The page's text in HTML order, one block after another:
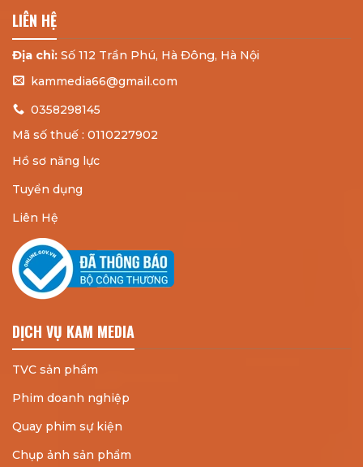
LIÊN HỆ
Địa chỉ: Số 112 Trần Phú, Hà Đông, Hà Nội
kammedia66@gmail.com
0358298145
Mã số thuế : 0110227902
Hồ sơ năng lực
Tuyển dụng
Liên Hệ
DỊCH VỤ KAM MEDIA
TVC sản phẩm
Phim doanh nghiệp
Quay phim sự kiện
Chụp ảnh sản phẩm